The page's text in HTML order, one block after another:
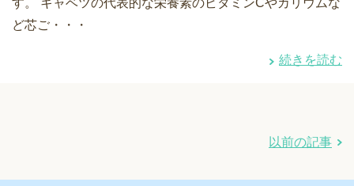
ど芯ご・・・
続きを読む
以前の記事